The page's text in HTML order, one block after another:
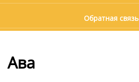
Обратная связь
Ава